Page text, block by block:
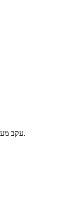
**עקב מעבר למיקום חדש באפריל 2026 – אין קבלת קהל.